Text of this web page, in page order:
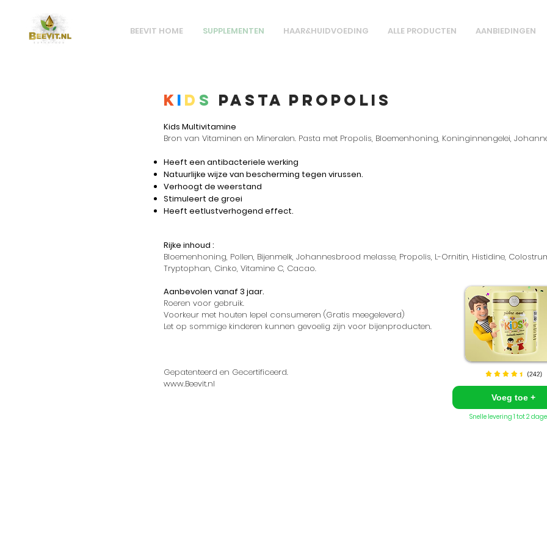
BEEVIT HOME SUPPLEMENTEN HAAR&HUIDVOEDING ALLE PRODUCTEN AANBIEDINGEN
Ki d s Pasta Propolis
Kids Multivitamine
Bron van Vitaminen en Mineralen. Pasta met Propolis, Bloemenhoning, Koninginnengelei,
Heeft een antibacteriele werking
Natuurlijke wijze van bescherming tegen virussen.
Verhoogt de weerstand
Stimuleert de groei
Heeft eetlustverhogend effect.
Rijke inhoud :
Bloemenhoning, Pollen, Bijenmelk, Johannesbrood melasse, Propolis, L-Ornitin, Histidine,
Tryptophan, Cinko, Vitamine C, Cacao.
Aanbevolen vanaf 3 jaar.
Roeren voor gebruik.
Voorkeur met houten lepel consumeren (Gratis meegeleverd)
Let op sommige kinderen kunnen gevoelig zijn voor bijenproducten.
Gepatenteerd en Gecertificeerd.
www.Beevit.nl
Voeg toe +
Snelle levering 1 tot 2